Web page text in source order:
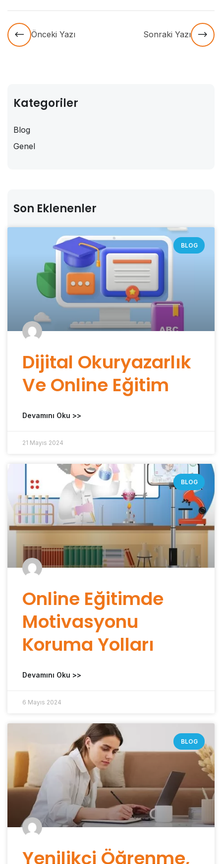
Önceki Yazı Sonraki Yazı
Kategoriler
Blog
Genel
Son Eklenenler
BLOG
Dijital Okuryazarlık
Ve Online Eğitim
Devamını Oku >>
21 Mayıs 2024
BLOG
Online Eğitimde
Motivasyonu
Koruma Yolları
Devamını Oku >>
6 Mayıs 2024
BLOG
Yenilikçi Öğrenme,